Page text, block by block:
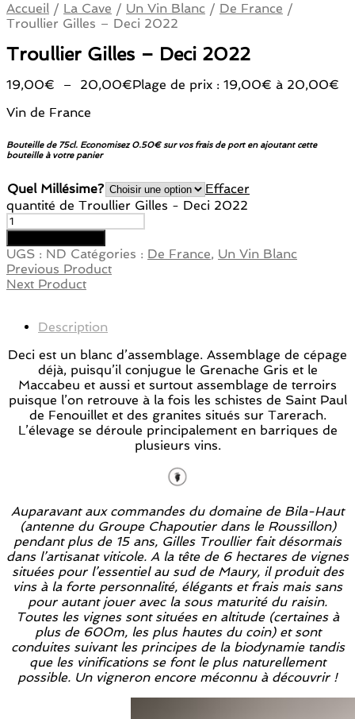
Accueil / La Cave / Un Vin Blanc / De France /
Troullier Gilles – Deci 2022
Troullier Gilles – Deci 2022
19,00€ – 20,00€Plage de prix : 19,00€ à 20,00€
Vin de France
Bouteille de 75cl. Economisez 0.50€ sur vos frais de port en ajoutant cette
bouteille à votre panier
Quel Millésime?
Effacer
quantité de Troullier Gilles - Deci 2022
UGS : ND Catégories : De France, Un Vin Blanc
Previous Product
Next Product
Description
Deci est un blanc d’assemblage. Assemblage de cépage
déjà, puisqu’il conjugue le Grenache Gris et le
Maccabeu et aussi et surtout assemblage de terroirs
puisque l’on retrouve à la fois les schistes de Saint Paul
de Fenouillet et des granites situés sur Tarerach.
L’élevage se déroule principalement en barriques de
plusieurs vins.
Auparavant aux commandes du domaine de Bila-Haut
(antenne du Groupe Chapoutier dans le Roussillon)
pendant plus de 15 ans, Gilles Troullier fait désormais
dans l’artisanat viticole. A la tête de 6 hectares de vignes
situées pour l’essentiel au sud de Maury, il produit des
vins à la forte personnalité, élégants et frais mais sans
pour autant jouer avec la sous maturité du raisin.
Toutes les vignes sont situées en altitude (certaines à
plus de 600m, les plus hautes du coin) et sont
conduites suivant les principes de la biodynamie tandis
que les vinifications se font le plus naturellement
possible. Un vigneron encore méconnu à découvrir !